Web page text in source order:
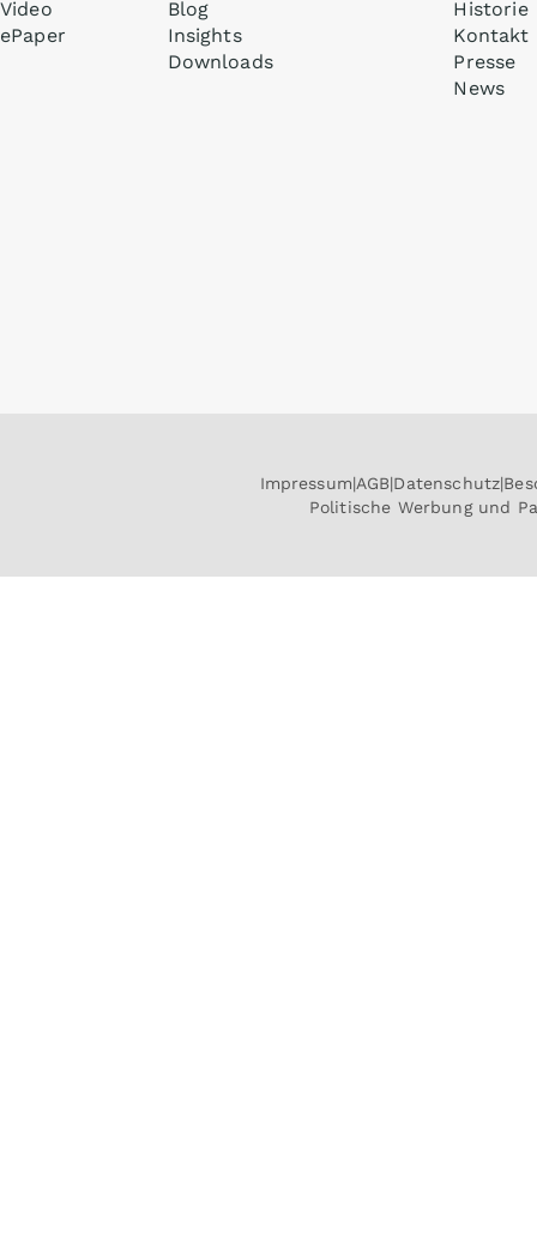
Video
ePaper
Blog
Insights
Downloads
Historie
Kontakt
Presse
News
Impressum AGB Datenschutz
Politische Werbung und